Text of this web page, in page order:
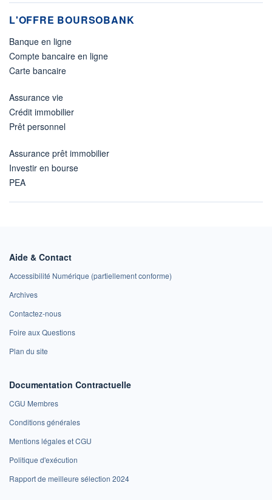
L'OFFRE BOURSOBANK
Banque en ligne
Compte bancaire en ligne
Carte bancaire
Assurance vie
Crédit immobilier
Prêt personnel
Assurance prêt immobilier
Investir en bourse
PEA
Aide & Contact
Accessibilité Numérique (partiellement conforme)
Archives
Contactez-nous
Foire aux Questions
Plan du site
Documentation Contractuelle
CGU Membres
Conditions générales
Mentions légales et CGU
Politique d'exécution
Rapport de meilleure sélection 2024